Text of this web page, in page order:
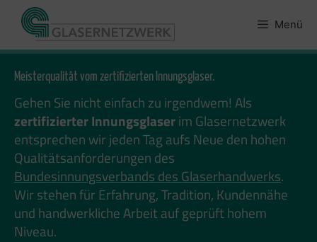
Zum
Inhalt
springen
Menü
Meisterqualität vom zertifizierten Innungsglaser.
Gehen Sie nicht einfach zu irgendwem! Als
zertifizierter Innungsglaserim Glasernetzwerk
entsprechen wir jeden Tag aufs Neue den hohen
Qualitätsanforderungen des
Bundesinnungsverbands des Glaserhandwerks.
Wir stehen für Erfahrung, Tradition, Kundennähe
und handwerkliche Arbeit auf geprüft hohem
Niveau.